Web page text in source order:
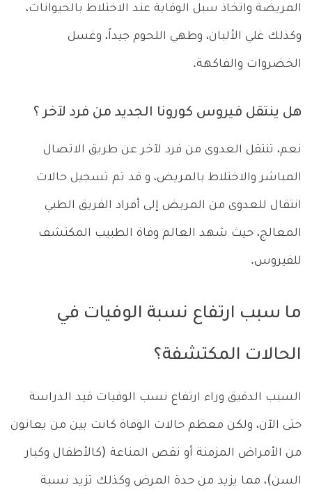
المريضة واتخاذ سبل الوقاية عند الاختلاط بالحيوانات،
وكذلك غلي الألبان، وطهي اللحوم جيداً، وغسل
الخضروات والفاكهة.
هل ينتقل فيروس كورونا الجديد من فرد لآخر ؟
نعم، تنتقل العدوى من فرد لآخر عن طريق الاتصال
المباشر والاختلاط بالمريض، و قد تم تسجيل حالات
انتقال للعدوى من المريض إلى أفراد الفريق الطبي
المعالج، حيث شهد العالم وفاة الطبيب المكتشف
للفيروس.
ما سبب ارتفاع نسبة الوفيات في
الحالات المكتشفة؟
السبب الدقيق وراء ارتفاع نسب الوفيات قيد الدراسة
حتى الآن، ولكن معظم حالات الوفاة كانت بين من يعانون
من الأمراض المزمنة أو نقص المناعة (كالأطفال وكبار
السن)، مما يزيد من حدة المرض وكذلك تزيد نسبة